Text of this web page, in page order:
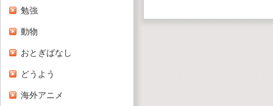
勉強
動物
おとぎばなし
どうよう
海外アニメ